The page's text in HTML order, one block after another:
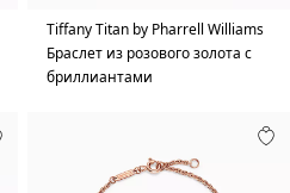
Tiffany Titan by Pharrell Williams
Браслет из розового золота с
бриллиантами